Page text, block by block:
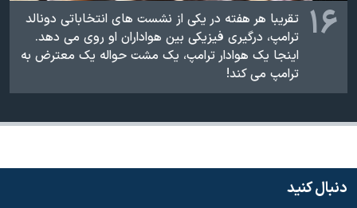
۱۶ تقریبا هر هفته در یکی از نشست های انتخاباتی دونالد
ترامپ، درگیری فیزیکی بین هواداران او روی می دهد.
اینجا یک هوادار ترامپ، یک مشت حواله یک معترض به
ترامپ می کند!
دنبال کنید